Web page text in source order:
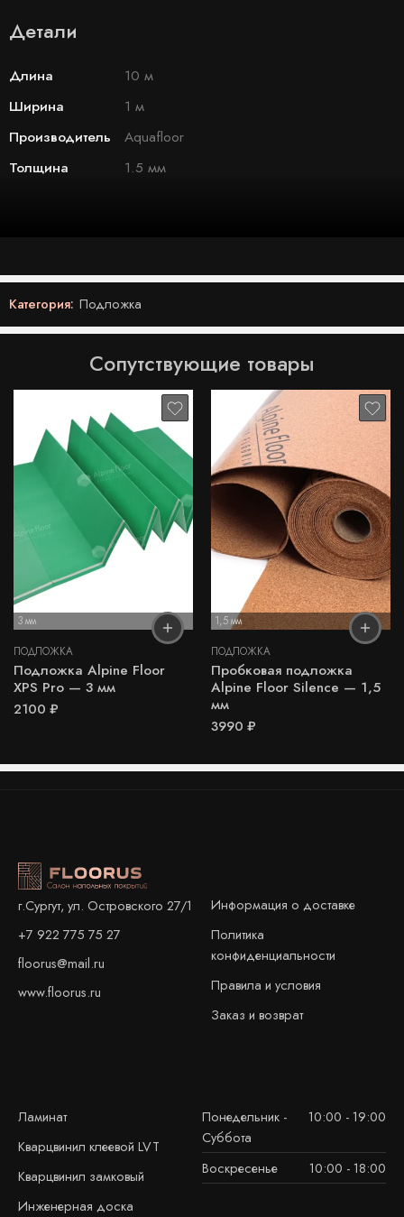
Детали
Длина
10 м
Ширина
1 м
Производитель
Aquafloor
Толщина
1.5 мм
Категория: Подложка
Сопутствующие товары
3 мм
ПОДЛОЖКА
Подложка Alpine Floor
XPS Pro — 3 мм
2100 ₽
1,5 мм
ПОДЛОЖКА
Пробковая подложка
Alpine Floor Silence — 1,5
мм
3990 ₽
г.Сургут, ул. Островского 27/1
+7 922 775 75 27
floorus@mail.ru
www.floorus.ru
Информация о доставке
Политика
конфиденциальности
Правила и условия
Заказ и возврат
Ламинат
Кварцвинил клеевой LVT
Кварцвинил замковый
Инженерная доска
Понедельник -
Суббота
10:00 - 19:00
Воскресенье 10:00 - 18:00